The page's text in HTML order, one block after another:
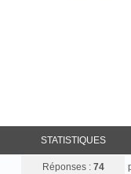
STATISTIQUES
Réponses : 74